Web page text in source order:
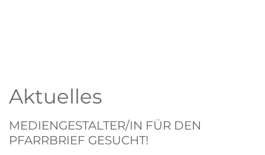
Aktuelles
ÖKUM. FRIEDENSGEBET MACHT
SOMMERPAUSE